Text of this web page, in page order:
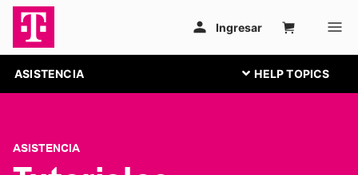
ASISTENCIA
ASISTENCIA